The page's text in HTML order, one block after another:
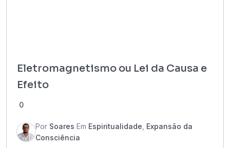
Eletromagnetismo ou Lei da Causa e
Efeito
0
Por Soares Em Espiritualidade Expansão da
Consciência